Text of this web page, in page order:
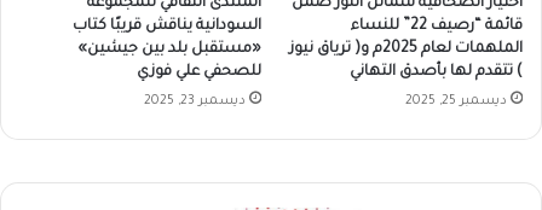
اختيار الصحافية شمائل النور ضمن
قائمة “رصيف 22” للنساء
الملهمات لعام 2025م و( ترياق نيوز
) تتقدم لها بأصدق التهاني
ديسمبر 25, 2025
المنتدى الثقافي للمجموعة
السودانية يناقش قريبًا كتاب
«مستقبل بلد بين جيشين»
للصحفي علي فوزي
ديسمبر 23, 2025